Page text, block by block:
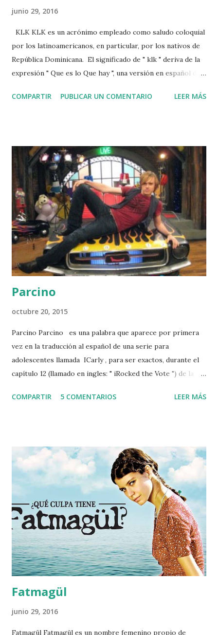
junio 29, 2016
KLK KLK es un acrónimo empleado como saludo coloquial
por los latinoamericanos, en particular, por los nativos de
República Dominicana. El significado de " klk " deriva de la
expresión " Que es lo Que hay ", una versión en español del
cual, gracias al acento dominicado, puede entenderse como
resultando en el conocido " klk ". Aunque su uso es
principalmente para saludarse entre amigos, en la
actualidad las siglas " KLK ", también se emplean para
remarcar la falta de claridad de los argumentos de otra
persona: "¿ klk que dice ?". Otro significado de las siglas "
KLK " es cuando se usa como adjetivo, ejemplo " Klk José (y
el nombre de alguien) ", viene a ...
COMPARTIR PUBLICAR UN COMENTARIO LEER MÁS
Parcino
octubre 20, 2015
Parcino Parcino es una palabra que aparece por primera
vez en la traducción al español de una serie para
adolescentes llamada ICarly , para ser exactos, durante el
capítulo 12 (llamado en ingles: " iRocked the Vote ") de la
Wade Collins ) llama a todos con una forma particular: "
significar. En el capítulo en ingles, Wade llama a todos "
HobKnocker ", cuya traducción se toma de la unión de las
dos palabras: " Hob " se traduce como encimera, esa parte
que se coloca encima de la cocina, para facilitar las labores
diarias (el tope), nombre homónimo recibe el aparador que
se coloca encima de la cocina para guardar enseres,
igualmente se le conoce al sistema metálico que se coloca
sobre las ...
COMPARTIR 5 COMENTARIOS LEER MÁS
Fatmagül
junio 29, 2016
Fatmagül Fatmagül es un nombre femenino propio de